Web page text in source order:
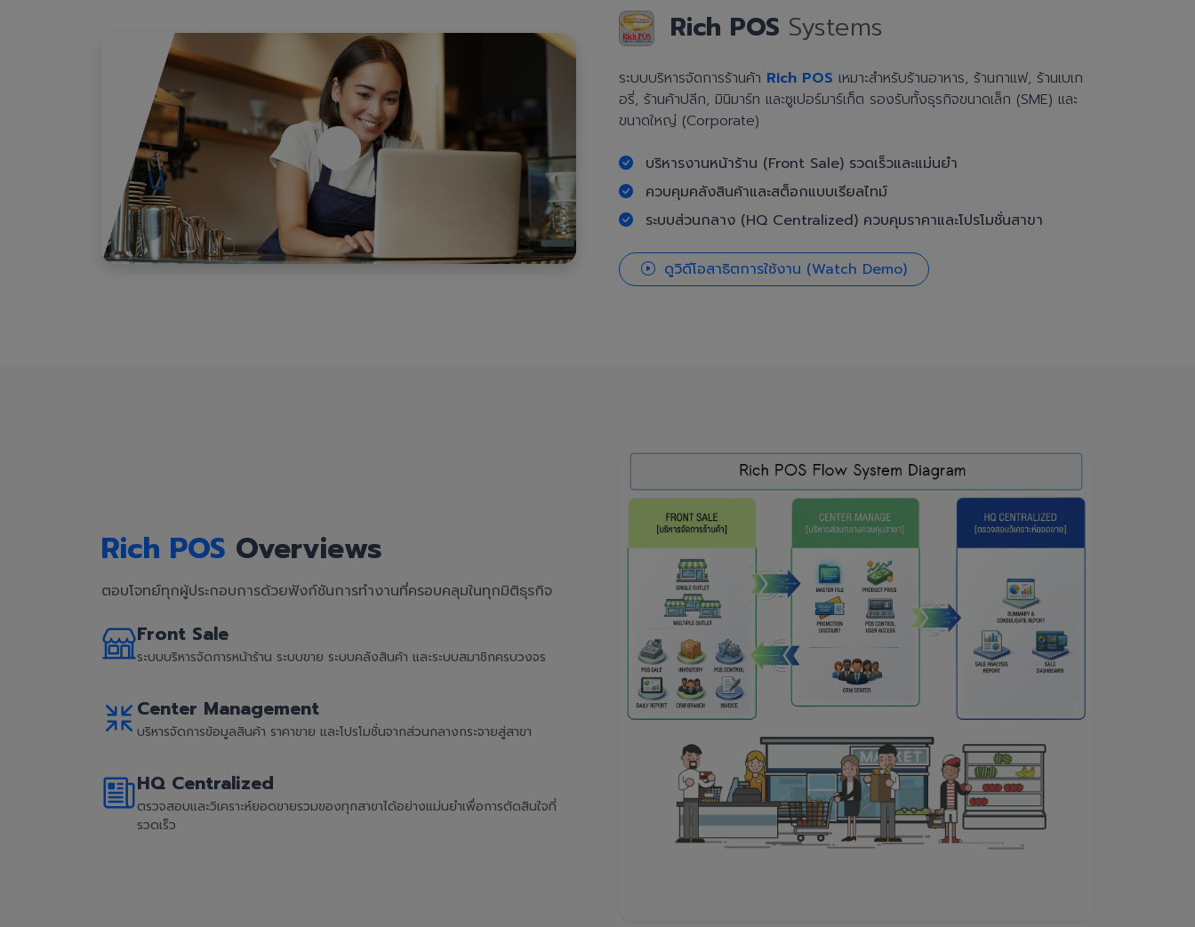
Rich POS Systems
ระบบบริหารจัดการร้านค้า Rich POS เหมาะสำหรับร้านอาหาร, ร้านกาแฟ, ร้านเบเก
อรี่, ร้านค้าปลีก, มินิมาร์ท และซูเปอร์มาร์เก็ต รองรับทั้งธุรกิจขนาดเล็ก (SME) และ
ขนาดใหญ่ (Corporate)
บริหารงานหน้าร้าน (Front Sale) รวดเร็วและแม่นยำ
ควบคุมคลังสินค้าและสต็อกแบบเรียลไทม์
ระบบส่วนกลาง (HQ Centralized) ควบคุมราคาและโปรโมชั่นสาขา
ดูวิดีโอสาธิตการใช้งาน (Watch Demo)
Rich POS Overviews
ตอบโจทย์ทุกผู้ประกอบการด้วยฟังก์ชันการทำงานที่ครอบคลุมในทุกมิติธุรกิจ
Front Sale
ระบบบริหารจัดการหน้าร้าน ระบบขาย ระบบคลังสินค้า และระบบสมาชิกครบวงจร
Center Management
บริหารจัดการข้อมูลสินค้า ราคาขาย และโปรโมชั่นจากส่วนกลางกระจายสู่สาขา
HQ Centralized
ตรวจสอบและวิเคราะห์ยอดขายรวมของทุกสาขาได้อย่างแม่นยำเพื่อการตัดสินใจที่
รวดเร็ว